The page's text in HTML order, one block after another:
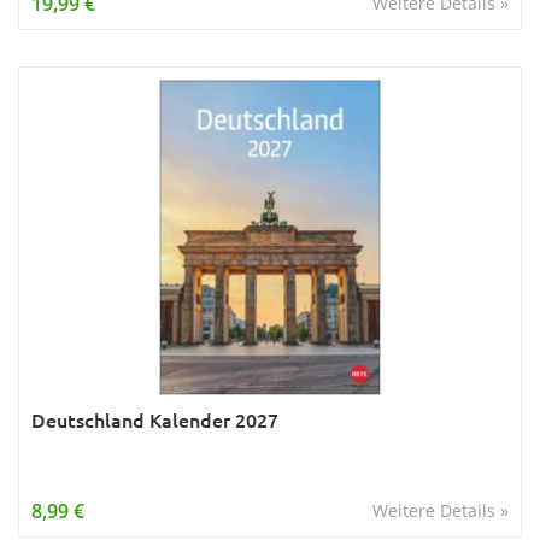
Deutschland Kalender 2027
Weitere Details »
8,99 €